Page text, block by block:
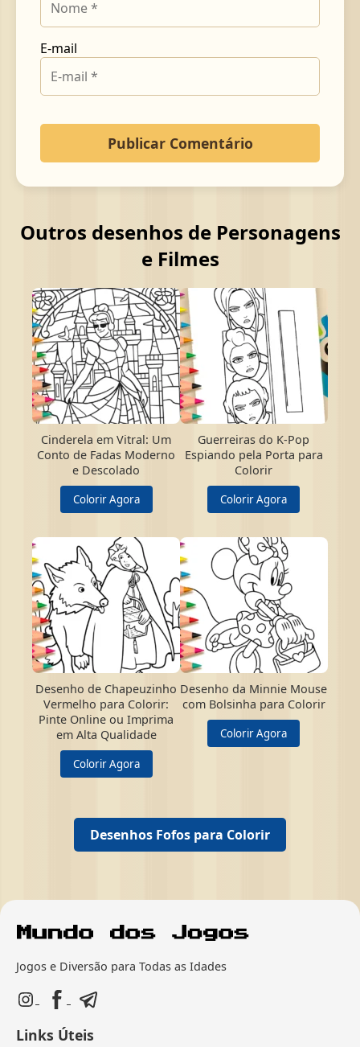
E-mail
Outros desenhos de Personagens
e Filmes
Cinderela em Vitral: Um
Conto de Fadas Moderno
e Descolado
Colorir Agora
Guerreiras do K-Pop
Espiando pela Porta para
Colorir
Colorir Agora
Desenho de Chapeuzinho
Vermelho para Colorir:
Pinte Online ou Imprima
em Alta Qualidade
Colorir Agora
Desenho da Minnie Mouse
com Bolsinha para Colorir
Colorir Agora
Desenhos Fofos para Colorir
Jogos e Diversão para Todas as Idades
Links Úteis